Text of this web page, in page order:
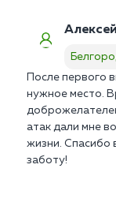
После первого
нужное место.
атак дали мне
жизни. Спасибо
заботу!